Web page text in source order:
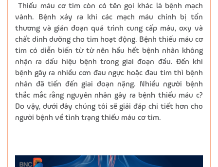
Thiếu máu cơ tim còn có tên gọi khác là bệnh mạch
vành. Bệnh xảy ra khi các mạch máu chính bị tổn
thương và gián đoạn quá trình cung cấp máu, oxy và
chất dinh dưỡng cho tim hoạt động. Bệnh thiếu máu cơ
tim có diễn biến từ từ nên hầu hết bệnh nhân không
nhận ra dấu hiệu bệnh trong giai đoạn đầu. Đến khi
bệnh gây ra nhiều cơn đau ngực hoặc đau tim thì bệnh
nhân đã tiến đến giai đoạn nặng. Nhiều người bệnh
thắc mắc rằng nguyên nhân gây ra bệnh thiếu máu c?
Do vậy, dưới đây chúng tôi sẽ giải đáp chi tiết hơn cho
người bệnh về tình trạng thiếu máu cơ tim.